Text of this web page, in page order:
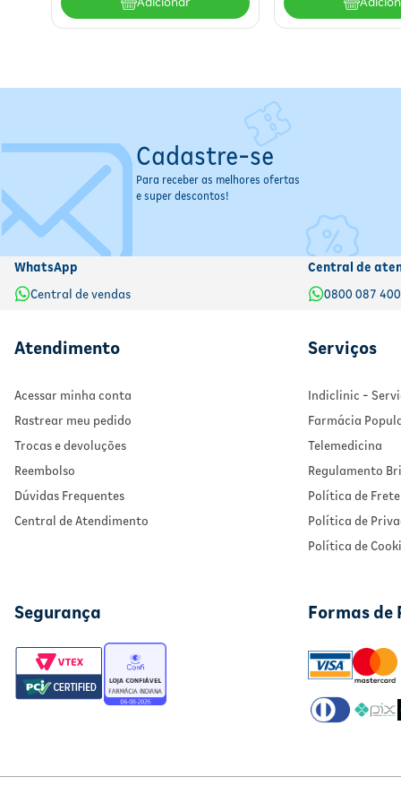
Marca:
BellaPhytus
Produto:Óleo de Girassol em spray
Não ingerir
sem orientação médica
em caso de irritação ou reação adversa
Informações Importantes
Conservar em localfresco e seco
Proteger da
Manter a embalagem
após o uso
Produto destinado exclusivamente ao
uso externo
Cadastre-se
Para receber as melhores ofertas
e super descontos!
WhatsApp
Central de vendas
Central de
0800 087
Atendimento
Acessar minha conta
Rastrear meu pedido
Trocas e devoluções
Reembolso
Dúvidas Frequentes
Central de Atendimento
Serviços
Indiclinic -
Farmácia
Telemedicina
Regulamento
Política de Frete
Política de
Política de
Segurança Formas de